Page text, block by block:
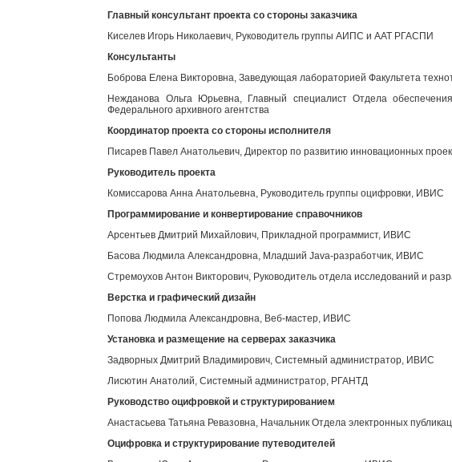
Главный консультант проекта со стороны заказчика
Киселев Игорь Николаевич, Руководитель группы АИПС и ААТ РГАСПИ
Консультанты
Боброва Елена Викторовна, Заведующая лабораторией Факультета
Нежданова Ольга Юрьевна, Главный специалист Отдела
Федерального архивного агентства
Координатор проекта со стороны исполнителя
Писарев Павел Анатольевич, Директор по развитию инновационных
Руководитель проекта
Комиссарова Анна Анатольевна, Руководитель группы оцифровки, ИВИС
Программирование и конвертирование справочников
Арсентьев Дмитрий Михайлович, Прикладной программист, ИВИС
Басова Людмила Александровна, Младший Java-разработчик, ИВИС
Стремоухов Антон Викторович, Руководитель отдела исследований и
Верстка и графический дизайн
Попова Людмила Александровна, Веб-мастер, ИВИС
Установка и размещение на серверах заказчика
Задворных Дмитрий Владимирович, Системный администратор, ИВИС
Лисютин Анатолий, Системный администратор, РГАНТД
Руководство оцифровкой и структурированием
Анастасьева Татьяна Ревазовна, Начальник Отдела электронных
Оцифровка и структурирование путеводителей